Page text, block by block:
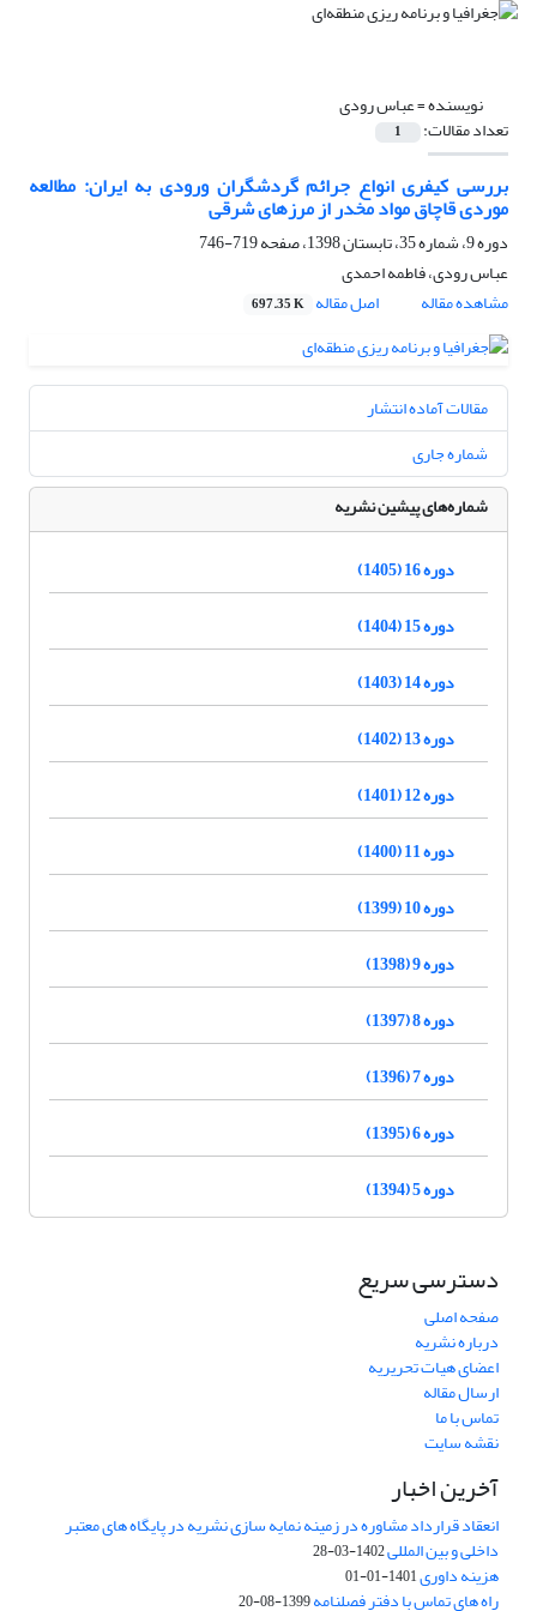
نویسنده =عباس رودی
تعداد مقالات: 1
بررسی کیفری انواع جرائم گردشگران ورودی به ایران: مطالعه
موردی قاچاق مواد مخدر از مرزهای شرقی
دوره 9، شماره 35، تابستان 1398، صفحه
719-746
عباس رودی، فاطمه احمدی
مشاهده مقاله
اصل مقاله 697.35 K
مقالات آماده انتشار
شماره جاری
شماره‌های پیشین نشریه
دوره 16 (1405)
دوره 15 (1404)
دوره 14 (1403)
دوره 13 (1402)
دوره 12 (1401)
دوره 11 (1400)
دوره 10 (1399)
دوره 9 (1398)
دوره 8 (1397)
دوره 7 (1396)
دوره 6 (1395)
دوره 5 (1394)
دسترسی سریع
صفحه اصلی
درباره نشریه
اعضای هیات تحریریه
ارسال مقاله
تماس با ما
نقشه سایت
آخرین اخبار
انعقاد قرارداد مشاوره در زمینه نمایه سازی نشریه در پایگاه های معتبر
داخلی و بین المللی1402-03-28
هزینه داوری1401-01-01
راه های تماس با دفتر فصلنامه1399-08-20